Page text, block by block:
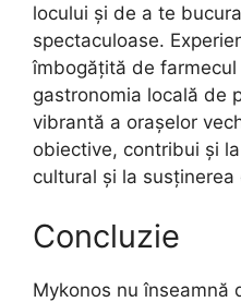
locului și de a te
spectaculoase.
îmbogățită de
gastronomia locală de
vibrantă a orașelor
obiective, contribui și
cultural și la
Concluzie
Mykonos nu înseamnă